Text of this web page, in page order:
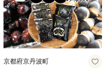
京都府京丹波町